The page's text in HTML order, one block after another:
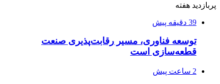
پربازدید هفته
39 دقیقه پیش
توسعه فناوری، مسیر رقابت‌پذیری صنعت
قطعه‌سازی است
2 ساعت پیش